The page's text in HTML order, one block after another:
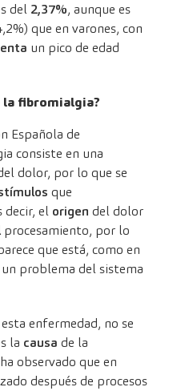
del 2,37%, aunque es
que en varones, con
un pico de edad
la fibromialgia?
Española de
consiste en una
dolor, por lo que se
que
decir, el origen del dolor
procesamiento, por lo
que está, como en
problema del sistema
enfermedad, no se
la causa de la
observado que en
después de procesos